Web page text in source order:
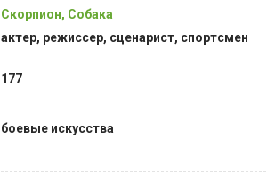
Скорпион, Собака
актер, режиссер, сценарист, спортсмен
177
боевые искусства